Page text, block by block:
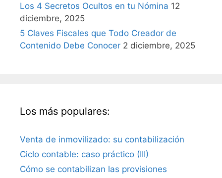
Los 4 Secretos Ocultos en tu Nómina 12
diciembre, 2025
5 Claves Fiscales que Todo Creador de
Contenido Debe Conocer 2 diciembre, 2025
Los más populares:
Venta de inmovilizado: su contabilización
Ciclo contable: caso práctico (III)
Cómo se contabilizan las provisiones